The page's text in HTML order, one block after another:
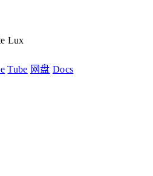
Lux
Tube 网盘 Docs